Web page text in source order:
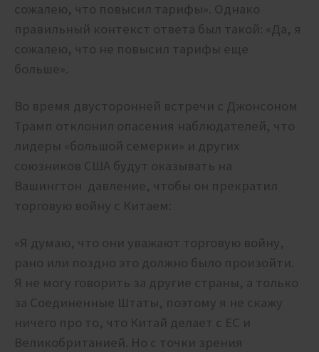
сожалею, что повысил тарифы». Однако
правильный контекст ответа был такой: «Да, я
сожалею, что не повысил тарифы еще
больше».
Во время двусторонней встречи с Джонсоном
Трамп отклонил опасения наблюдателей, что
лидеры «большой семерки» и других
союзников США будут оказывать на
Вашингтон давление, чтобы он прекратил
торговую войну с Китаем:
«Я думаю, что они уважают торговую войну,
рано или поздно это должно было произойти.
Я не могу говорить за другие страны, а только
за Соединенные Штаты, поэтому я не скажу
ничего про то, что Китай делает с ЕС и
Великобританией. Но с точки зрения